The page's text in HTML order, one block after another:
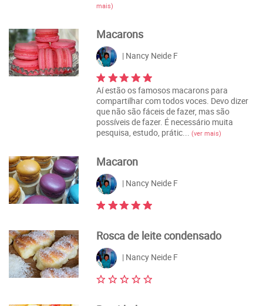
mais)
Macarons
| Nancy Neide F
Aí estão os famosos macarons para
compartilhar com todos voces. Devo dizer
que não são fáceis de fazer, mas são
possíveis de fazer. É necessário muita
pesquisa, estudo, prátic...(ver mais)
Macaron
| Nancy Neide F
Rosca de leite condensado
| Nancy Neide F